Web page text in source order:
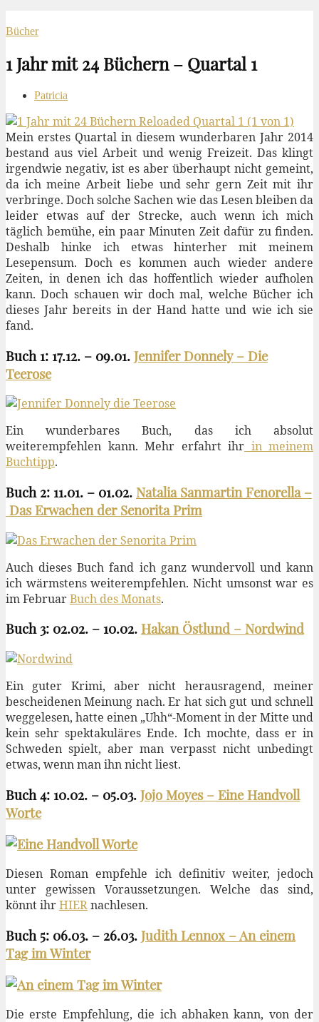
Bücher
1 Jahr mit 24 Büchern – Quartal 1
Patricia
Mein erstes Quartal in diesem wunderbaren Jahr 2014
bestand aus viel Arbeit und wenig Freizeit. Das klingt
irgendwie negativ, ist es aber überhaupt nicht gemeint,
da ich meine Arbeit liebe und sehr gern Zeit mit ihr
verbringe. Doch solche Sachen wie das Lesen bleiben da
leider etwas auf der Strecke, auch wenn ich mich
täglich bemühe, ein paar Minuten Zeit dafür zu finden.
Deshalb hinke ich etwas hinterher mit meinem
Lesepensum. Doch es kommen auch wieder andere
Zeiten, in denen ich das hoffentlich wieder aufholen
kann. Doch schauen wir doch mal, welche Bücher ich
dieses Jahr bereits in der Hand hatte und wie ich sie
fand.
Buch 1: 17.12. – 09.01. Jennifer Donnely – Die
Teerose
Ein wunderbares Buch, das ich absolut
weiterempfehlen kann. Mehr erfahrt ihr in meinem
Buchtipp.
Buch 2: 11.01. – 01.02. Natalia Sanmartin Fenorella –
Das Erwachen der Senorita Prim
Auch dieses Buch fand ich ganz wundervoll und kann
ich wärmstens weiterempfehlen. Nicht umsonst war es
im FebruarBuch des Monats.
Buch 3: 02.02. – 10.02. Hakan Östlund – Nordwind
Ein guter Krimi, aber nicht herausragend, meiner
bescheidenen Meinung nach. Er hat sich gut und schnell
weggelesen, hatte einen „Uhh“-Moment in der Mitte und
kein sehr spektakuläres Ende. Ich mochte, dass er in
Schweden spielt, aber man verpasst nicht unbedingt
etwas, wenn man ihn nicht liest.
Buch 4: 10.02. – 05.03. Jojo Moyes – Eine Handvoll
Worte
Diesen Roman empfehle ich definitiv weiter, jedoch
unter gewissen Voraussetzungen. Welche das sind,
könnt ihrHIERnachlesen.
Buch 5: 06.03. – 26.03. Judith Lennox – An einem
Tag im Winter
Die erste Empfehlung, die ich abhaken kann, von der